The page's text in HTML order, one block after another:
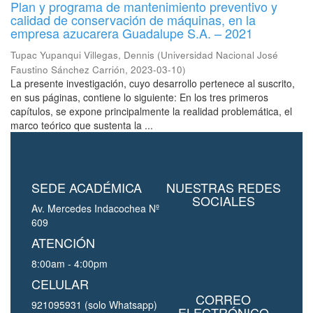
Plan y programa de mantenimiento preventivo y
calidad de conservación de máquinas, en la
empresa azucarera Guadalupe S.A. – 2021
Tupac Yupanqui Villegas, Dennis (Universidad Nacional José
Faustino Sánchez Carrión, 2023-03-10)
La presente investigación, cuyo desarrollo pertenece al suscrito,
en sus páginas, contiene lo siguiente: En los tres primeros
capítulos, se expone principalmente la realidad problemática, el
marco teórico que sustenta la ...
SEDE ACADÉMICA
Av. Mercedes Indacochea Nº
609
ATENCIÓN
8:00am - 4:00pm
CELULAR
921095931 (solo Whatsapp)
NUESTRAS REDES
SOCIALES
CORREO